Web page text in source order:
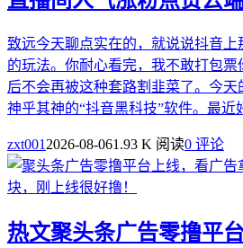
致远今天聊点实在的，就说说抖音上
的玩法。你耐心看完，我不敢打包
后不会再被这种套路割韭菜了。今
神乎其神的“抖音黑科技”软件。最近
zxt001 2026-08-061.93 K 阅读0 评论
热文聚头条广告零撸平